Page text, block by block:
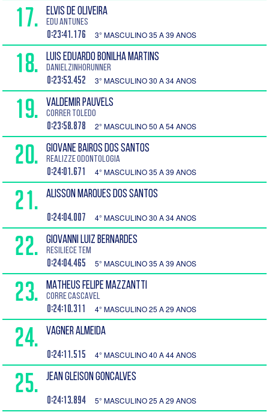
17. ELVIS DE OLIVEIRA
Edu Antunes
0:23:41.176 3° MASCULINO 35 A 39 ANOS
18. LUIS EDUARDO BONILHA MARTINS
danielzinhorunner
0:23:53.452 3° MASCULINO 30 A 34 ANOS
19. VALDEMIR PAUVELS
CORRER TOLEDO
0:23:58.878 2° MASCULINO 50 A 54 ANOS
20. GIOVANE BAIROS DOS SANTOS
Realizze Odontologia
0:24:01.671 4° MASCULINO 35 A 39 ANOS
21. ALISSON MARQUES DOS SANTOS
0:24:04.007 4° MASCULINO 30 A 34 ANOS
22. GIOVANNI LUIZ BERNARDES
Resiliece tem
0:24:04.465 5° MASCULINO 35 A 39 ANOS
23. MATHEUS FELIPE MAZZANTTI
CORRE CASCAVEL
0:24:10.311 4° MASCULINO 25 A 29 ANOS
24. VAGNER ALMEIDA
0:24:11.515 4° MASCULINO 40 A 44 ANOS
25. JEAN GLEISON Goncalves
0:24:13.894 5° MASCULINO 25 A 29 ANOS